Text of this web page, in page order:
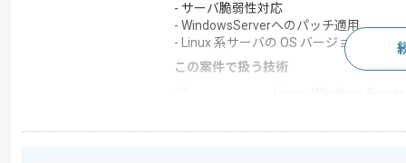
- サーバ脆弱性対応
- WindowsServerへのパッチ適用
- Linux 系サーバの OS バージョンアップ
この案件で扱う技術